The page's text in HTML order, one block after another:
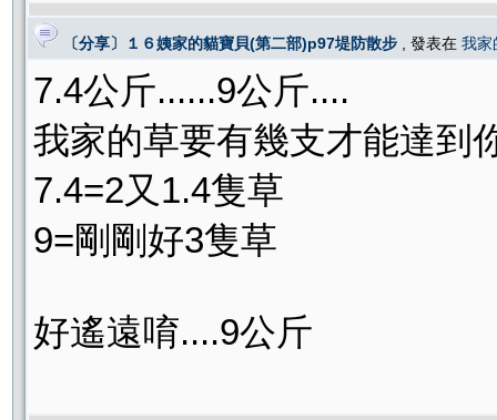
〔分享〕１６姨家的貓寶貝(第二部)p97堤防散步 , 發表在 我家
7.4公斤......9公斤....
我家的草要有幾支才能達到
7.4=2又1.4隻草
9=剛剛好3隻草
好遙遠唷....9公斤